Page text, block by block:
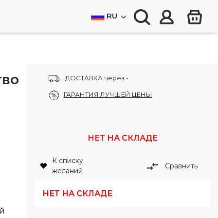
RU
ДОСТАВКА через -
ГАРАНТИЯ ЛУЧШЕЙ ЦЕНЫ
НЕТ НА СКЛАДЕ
К списку
желаний
Сравнить
НЕТ НА СКЛАДЕ